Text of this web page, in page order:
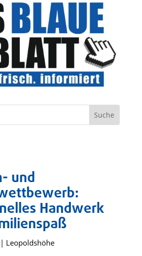
und
Handwerk
| Leopoldshöhe